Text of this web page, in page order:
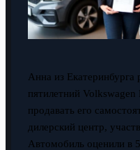
Анна из Екатеринбурга
пятилетний
продавать его
дилерский центр,
Автомобиль оценили в